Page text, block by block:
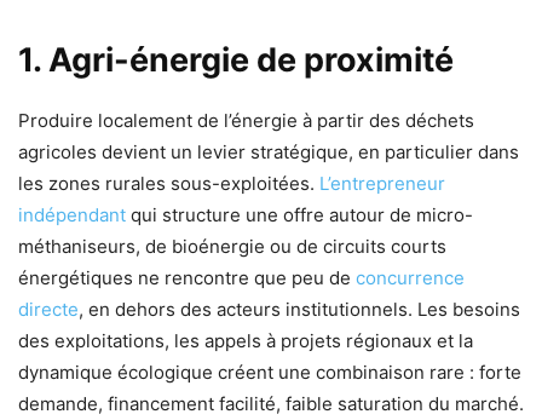
1. Agri-énergie de proximité
Produire localement de l’énergie à partir des déchets
agricoles devient un levier stratégique, en particulier dans
les zones rurales sous-exploitées. L’entrepreneur
indépendant qui structure une offre autour de micro-
méthaniseurs, de bioénergie ou de circuits courts
énergétiques ne rencontre que peu de concurrence
directe, en dehors des acteurs institutionnels. Les besoins
des exploitations, les appels à projets régionaux et la
dynamique écologique créent une combinaison rare : forte
demande, financement facilité, faible saturation du marché.